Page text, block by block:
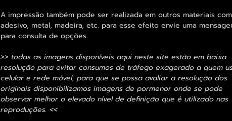
A impressão também pode ser realizada em outros materiais
adesivo, metal, madeira, etc. para esse efeito envie uma
para consulta de opções.
>> todas as imagens disponíveis aqui neste site estão em baixa
resolução para evitar consumos de tráfego exagerado a quem
celular e rede móvel, para que se possa avaliar a resolução dos
originais disponibilizamos imagens de pormenor onde se pode
observar melhor o elevado nível de definição que é utilizado nas
reproduções. <<